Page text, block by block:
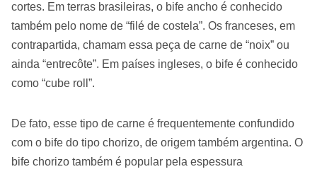
cortes. Em terras brasileiras, o bife ancho é conhecido
também pelo nome de “filé de costela”. Os franceses, em
contrapartida, chamam essa peça de carne de “noix” ou
ainda “entrecôte”. Em países ingleses, o bife é conhecido
como “cube roll”.
De fato, esse tipo de carne é frequentemente confundido
com o bife do tipo chorizo, de origem também argentina. O
bife chorizo também é popular pela espessura